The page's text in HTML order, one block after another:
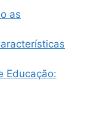
as
Educação: